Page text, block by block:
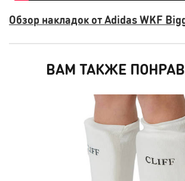
Обзор накладок от Adidas WKF
ВАМ ТАКЖЕ